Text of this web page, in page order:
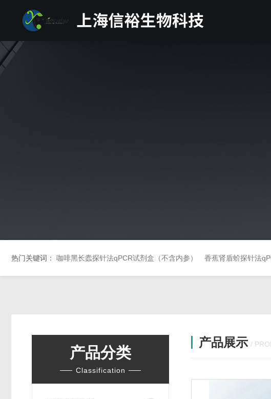
热门关键词： 咖啡黑长蠹探针法qPCR试剂盒（不含内参） 香蕉肾盾蚧探针法
产品分类
Classification
产品展示 /